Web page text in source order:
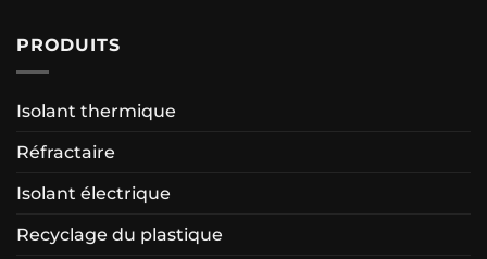
PRODUITS
Isolant thermique
Réfractaire
Isolant électrique
Recyclage du plastique